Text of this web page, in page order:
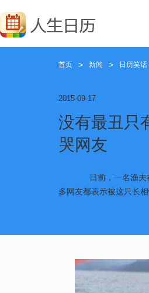
首页 > 新闻 > 日历笑话
2015-09-17
没有最丑只
哭网友
日前，一名渔
多网友都表示被这只长